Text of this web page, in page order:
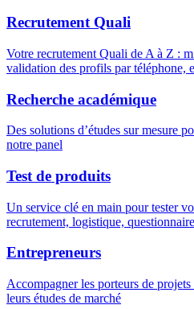
Recrutement Quali
Votre recrutement Quali de A à Z :
validation des profils par téléphone,
Recherche académique
Des solutions d’études sur mesure
notre panel
Test de produits
Un service clé en main pour tester
recrutement, logistique,
Entrepreneurs
Accompagner les porteurs de projets
leurs études de marché